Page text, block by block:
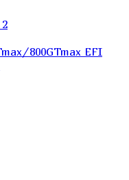
800GTmax EFI